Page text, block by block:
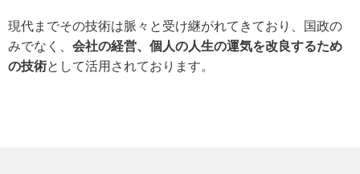
現代までその技術は脈々と受け継がれてきており、国政の
みでなく、 会社の経営、個人の人生の運気を改良するため
の技術として活用されております。